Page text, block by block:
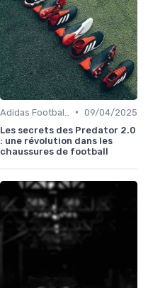
• 09/04/2025
Les secrets des Predator 2.0
: une révolution dans les
chaussures de football